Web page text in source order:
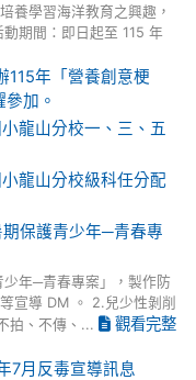
養學習海洋教育之興趣，
期間：即日起至 115 年
115年「營養創意梗
加。
龍山分校一、三、五
龍山分校級科任分配
保護青少年─青春專
年─青春專案」，製作防
宣導 DM 。 2.兒少性剝削
拍、不傳、...
觀看完整
7月反毒宣導訊息